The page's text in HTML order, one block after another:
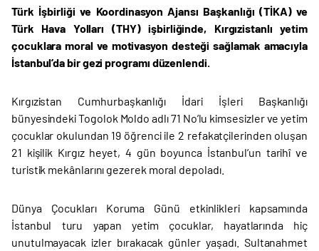
Türk İşbirliği ve Koordinasyon Ajansı Başkanlığı (TİKA) ve
Türk Hava Yolları (THY) işbirliğinde, Kırgızistanlı yetim
çocuklara moral ve motivasyon desteği sağlamak amacıyla
İstanbul’da bir gezi programı düzenlendi.
Kırgızistan Cumhurbaşkanlığı İdari İşleri Başkanlığı
bünyesindeki Togolok Moldo adlı 71 No’lu kimsesizler ve yetim
çocuklar okulundan 19 öğrenci ile 2 refakatçilerinden oluşan
21 kişilik Kırgız heyet, 4 gün boyunca İstanbul’un tarihî ve
turistik mekânlarını gezerek moral depoladı.
Dünya Çocukları Koruma Günü etkinlikleri kapsamında
İstanbul turu yapan yetim çocuklar, hayatlarında hiç
unutulmayacak izler bırakacak günler yaşadı. Sultanahmet